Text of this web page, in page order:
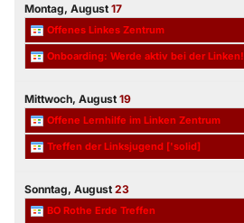
Montag, August 17
Offenes Linkes Zentrum
Onboarding: Werde aktiv bei der Linken!
Mittwoch, August 19
Offene Lernhilfe im Linken Zentrum
Treffen der Linksjugend ['solid]
Sonntag, August 23
BO Rothe Erde Treffen